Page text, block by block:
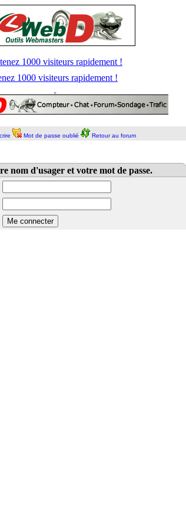
1000 visiteurs rapidement !
1000 visiteurs rapidement !
Mot de passe oublié Retour au forum
nom d'usager et votre mot de passe.